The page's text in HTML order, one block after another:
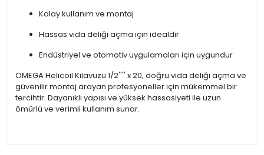
Kolay kullanım ve montaj
Hassas vida deliği açma için idealdir
Endüstriyel ve otomotiv uygulamaları için uygundur
OMEGA Helicoil Kılavuzu 1/2'''' x 20, doğru vida deliği açma ve
güvenilir montaj arayan profesyoneller için mükemmel bir
tercihtir. Dayanıklı yapısı ve yüksek hassasiyeti ile uzun
ömürlü ve verimli kullanım sunar.